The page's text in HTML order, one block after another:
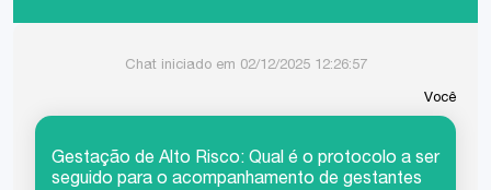
Chat iniciado em 02/12/2025 12:26:57
Você
Gestação de Alto Risco: Qual é o protocolo a ser
seguido para o acompanhamento de gestantes